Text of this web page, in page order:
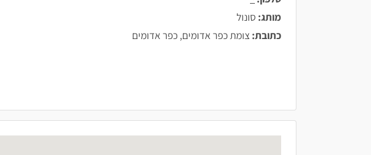
מותג: סונול
כתובת: צומת כפר אדומים, כפר אדומים